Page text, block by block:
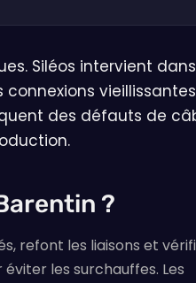
Siléos intervient
des défauts de
?
refont les liaisons et
les surchauffes. Les